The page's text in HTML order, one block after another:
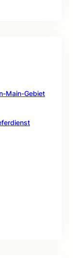
Main-Gebiet